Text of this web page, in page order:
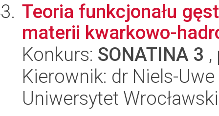
Teoria funkcjonału
materii kwarkowo-
Konkurs: SONATINA 3
Kierownik: dr Niels-
Uniwersytet